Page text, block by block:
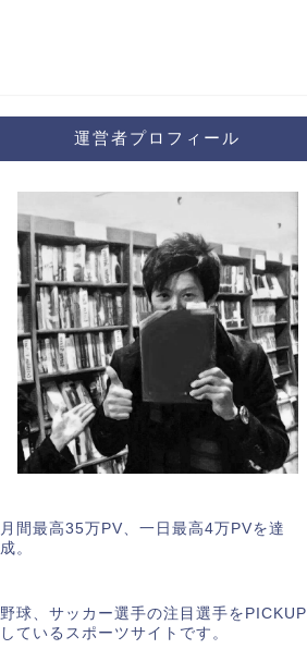
運営者プロフィール
月間最高35万PV、一日最高4万PVを達
成。
野球、サッカー選手の注目選手をPICKUP
しているスポーツサイトです。